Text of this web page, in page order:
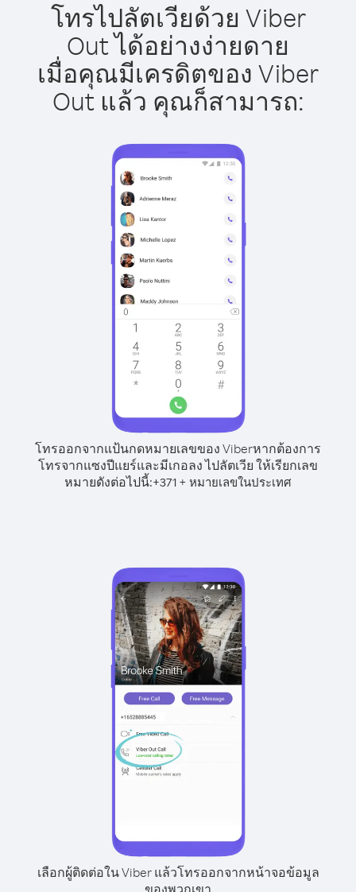
โทรไปลัตเวียด้วย Viber
Out ได้อย่างง่ายดาย
เมื่อคุณมีเครดิตของ Viber
Out แล้ว คุณก็สามารถ:
โทรออกจากแป้นกดหมายเลขของ Viberหากต้องการ
โทรจากแซงปีแยร์และมีเกอลง ไปลัตเวีย ให้เรียกเลข
หมายดังต่อไปนี้:+371 + หมายเลขในประเทศ
เลือกผู้ติดต่อใน Viber แล้วโทรออกจากหน้าจอข้อมูล
ของพวกเขา